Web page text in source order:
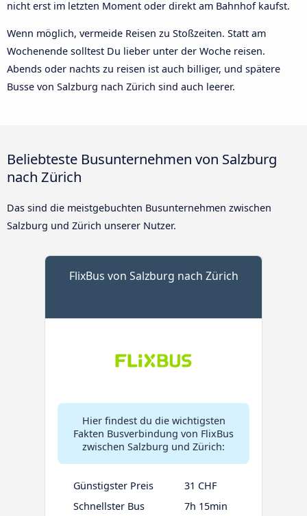
nicht erst im letzten Moment oder direkt am Bahnhof kaufst.
Wenn möglich, vermeide Reisen zu Stoßzeiten. Statt am
Wochenende solltest Du lieber unter der Woche reisen.
Abends oder nachts zu reisen ist auch billiger, und spätere
Busse von Salzburg nach Zürich sind auch leerer.
Beliebteste Busunternehmen von Salzburg
nach Zürich
Das sind die meistgebuchten Busunternehmen zwischen
Salzburg und Zürich unserer Nutzer.
FlixBus von Salzburg nach Zürich
Hier findest du die wichtigsten
Fakten Busverbindung von FlixBus
zwischen Salzburg und Zürich:
Günstigster Preis
31 CHF
Schnellster Bus
7h 15min